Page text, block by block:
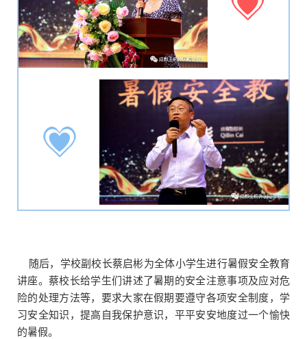
随后，学校副校长蔡启彬为全体小学生进行暑假安全教育
讲座。蔡校长给学生们讲述了暑期的安全注意事项及应对危
险的处理方法等，要求大家在假期要遵守各项安全制度，学
习安全知识，提高自我保护意识，平平安安地度过一个愉快
的暑假。